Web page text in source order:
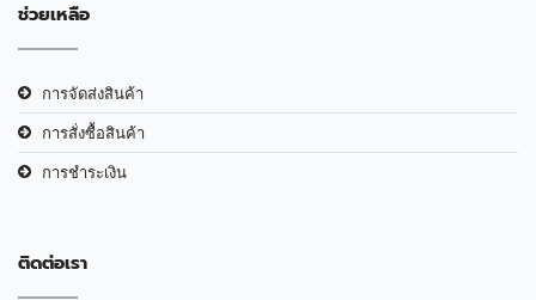
ช่วยเหลือ
การจัดส่งสินค้า
การสั่งซื้อสินค้า
การชำระเงิน
ติดต่อเรา